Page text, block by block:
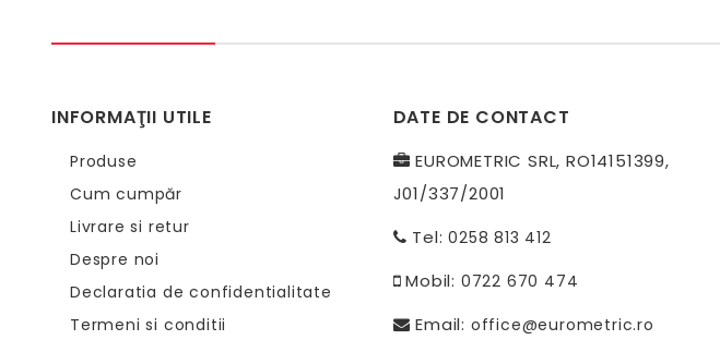
INFORMAŢII UTILE
Produse
Cum cumpăr
Livrare si retur
Despre noi
Declaratia de confidentialitate
Termeni si conditii
DATE DE CONTACT
EUROMETRIC SRL, RO14151399,
J01/337/2001
Tel:0258 813 412
Mobil: 0722 670 474
Email: office@eurometric.ro